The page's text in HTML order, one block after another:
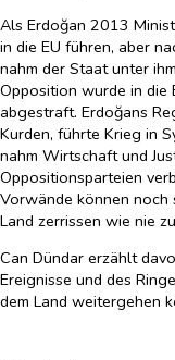
Als Erdoğan 2013
in die EU führen, aber
nahm der Staat unter
Opposition wurde in die
abgestraft. Erdoğans
Kurden, führte Krieg in
nahm Wirtschaft und
Oppositionsparteien
Vorwände können noch
Land zerrissen wie nie
Can Dündar erzählt
Ereignisse und des
dem Land weitergehen